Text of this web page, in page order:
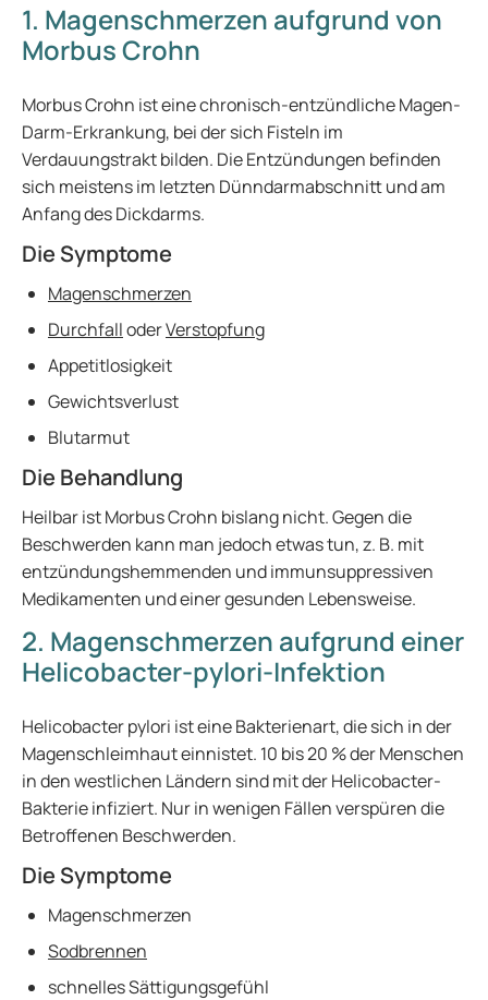
1. Magenschmerzen aufgrund von
Morbus Crohn
Morbus Crohn ist eine chronisch-entzündliche Magen-
Darm-Erkrankung, bei der sich Fisteln im
Verdauungstrakt bilden. Die Entzündungen befinden
sich meistens im letzten Dünndarmabschnitt und am
Anfang des Dickdarms.
Die Symptome
Magenschmerzen
DurchfalloderVerstopfung
Appetitlosigkeit
Gewichtsverlust
Blutarmut
Die Behandlung
Heilbar ist Morbus Crohn bislang nicht. Gegen die
Beschwerden kann man jedoch etwas tun, z. B. mit
entzündungshemmenden und immunsuppressiven
Medikamenten und einer gesunden Lebensweise.
2. Magenschmerzen aufgrund einer
Helicobacter-pylori-Infektion
Helicobacter pylori ist eine Bakterienart, die sich in der
Magenschleimhaut einnistet. 10 bis 20 % der Menschen
in den westlichen Ländern sind mit der Helicobacter-
Bakterie infiziert. Nur in wenigen Fällen verspüren die
Betroffenen Beschwerden.
Die Symptome
Magenschmerzen
Sodbrennen
schnelles Sättigungsgefühl